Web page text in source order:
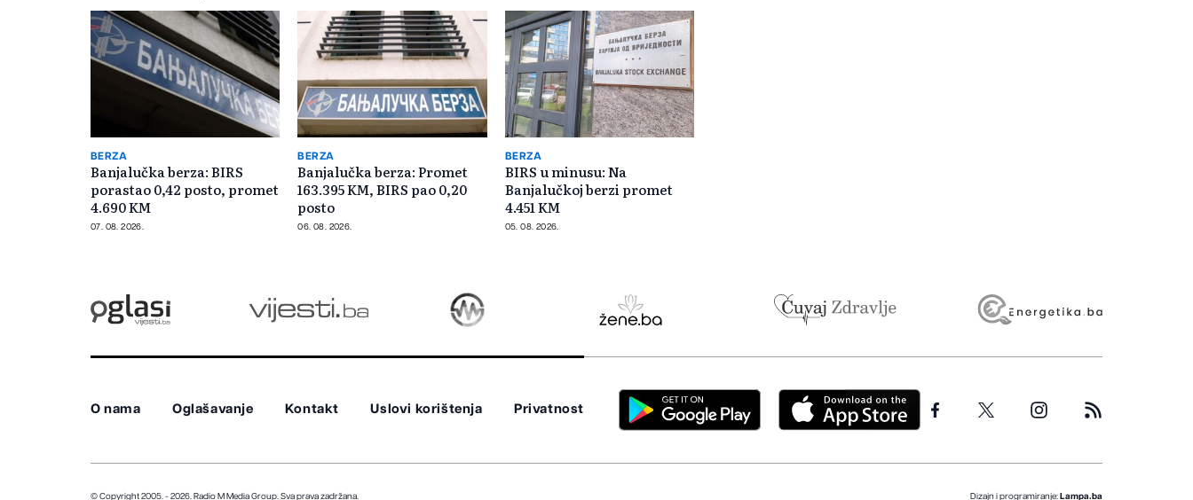
BERZA
Banjalučka berza: BIRS
porastao 0,42 posto, promet
4.690 KM
07. 08. 2026.
BERZA
Banjalučka berza: Promet
163.395 KM, BIRS pao 0,20
posto
06. 08. 2026.
BERZA
BIRS u minusu: Na
Banjalučkoj berzi promet
4.451 KM
05. 08. 2026.
O nama Oglašavanje Kontakt Uslovi korištenja Privatnost
© Copyright 2005. - 2026. Radio M Media Group. Sva prava zadržana. Dizajn i programiranje: Lampa.ba